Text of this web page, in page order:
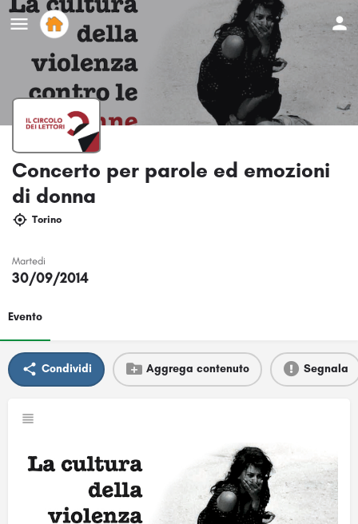
Concerto per parole ed emozioni
di donna
Torino
Martedi
30/09/2014
Evento
Condividi Aggrega contenuto Segnala